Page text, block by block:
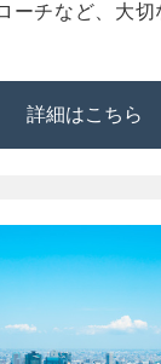
ーチなど、大切
詳細はこちら